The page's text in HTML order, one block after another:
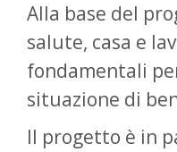
Alla base del
salute, casa e
fondamentali
situazione di
Il progetto è in